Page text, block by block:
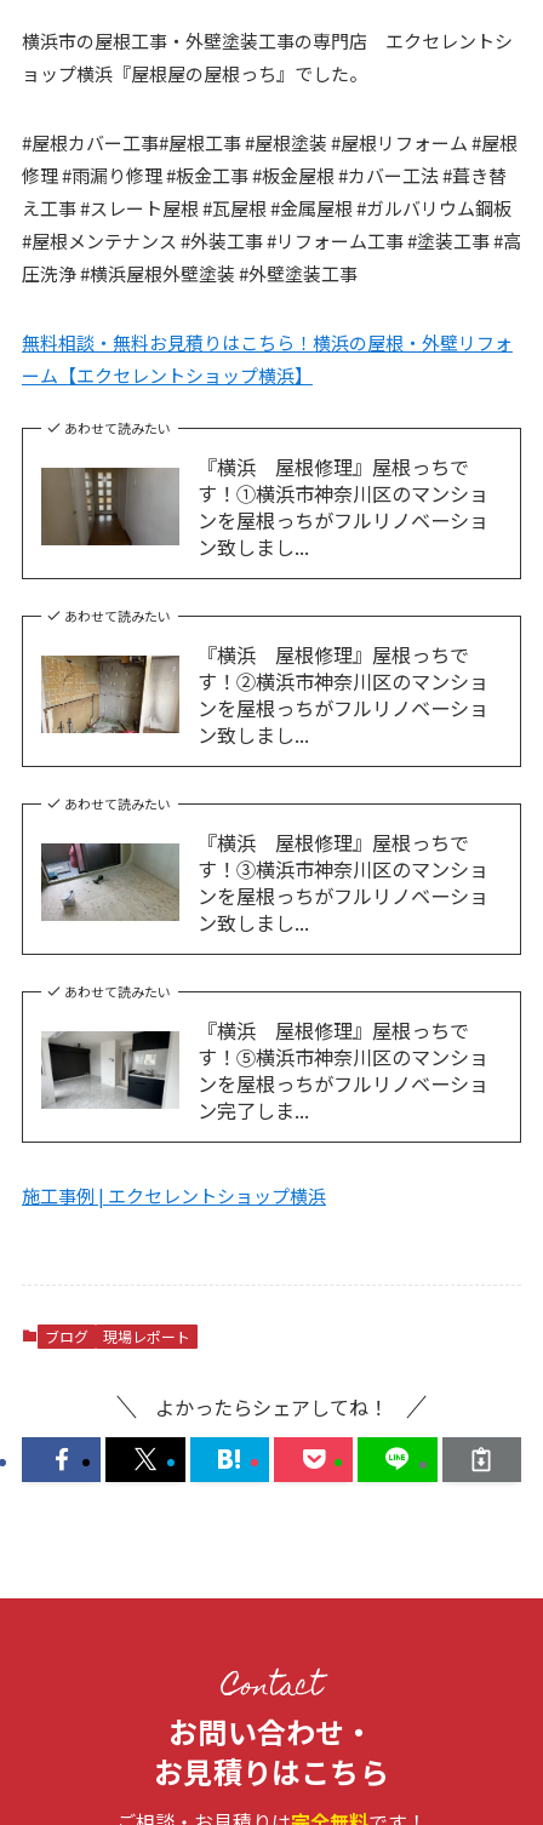
横浜市の屋根工事・外壁塗装工事の専門店 エクセレントシ
ョップ横浜『屋根屋の屋根っち』でした。
#屋根カバー工事#屋根工事 #屋根塗装 #屋根リフォーム #屋根
修理 #雨漏り修理 #板金工事 #板金屋根 #カバー工法 #葺き替
え工事 #スレート屋根 #瓦屋根 #金属屋根 #ガルバリウム鋼板
#屋根メンテナンス #外装工事 #リフォーム工事 #塗装工事 #高
圧洗浄 #横浜屋根外壁塗装 #外壁塗装工事
無料相談・無料お見積りはこちら！横浜の屋根・外壁リフォ
ーム【エクセレントショップ横浜】
あわせて読みたい
『横浜 屋根修理』屋根っちで
す！①横浜市神奈川区のマンショ
ンを屋根っちがフルリノベーショ
ン致しまし...
あわせて読みたい
『横浜 屋根修理』屋根っちで
す！②横浜市神奈川区のマンショ
ンを屋根っちがフルリノベーショ
ン致しまし...
あわせて読みたい
『横浜 屋根修理』屋根っちで
す！③横浜市神奈川区のマンショ
ンを屋根っちがフルリノベーショ
ン致しまし...
あわせて読みたい
『横浜 屋根修理』屋根っちで
す！⑤横浜市神奈川区のマンショ
ンを屋根っちがフルリノベーショ
ン完了しま...
施工事例 | エクセレントショップ横浜
ブログ 現場レポート
よかったらシェアしてね！
Contact
お問い合わせ・
お見積りはこちら